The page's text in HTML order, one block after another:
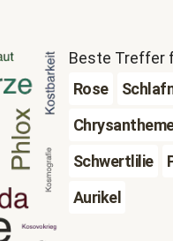
Beste Treffer
Rose
Schwertlilie
Aurikel